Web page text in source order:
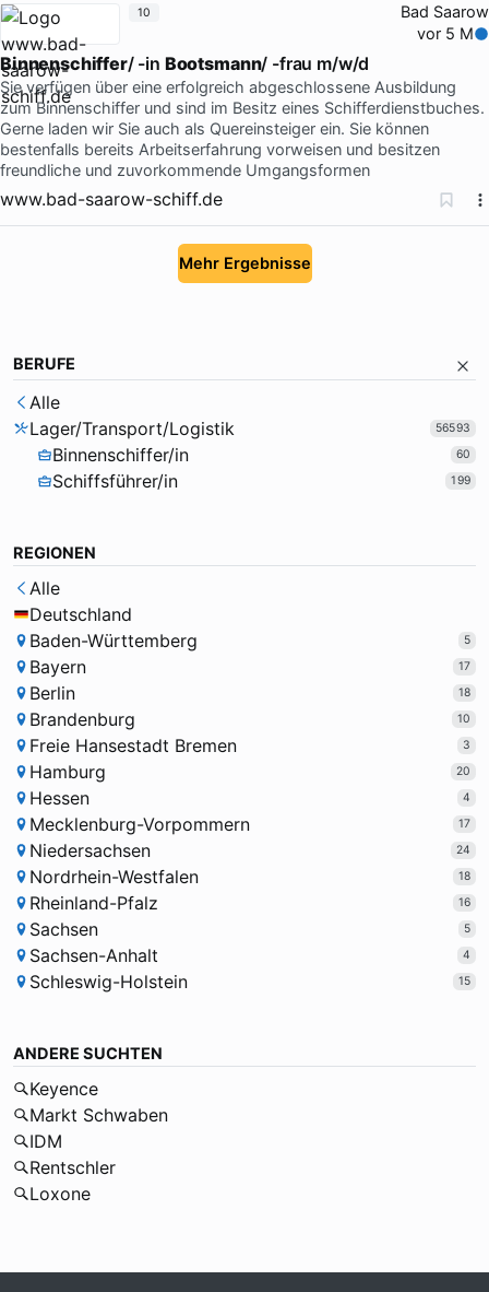
Bad Saarow
vor 5 M
Binnenschiffer/ -in Bootsmann/ -frau m/w/d
Sie verfügen über eine erfolgreich abgeschlossene Ausbildung
zum Binnenschiffer und sind im Besitz eines Schifferdienstbuches.
Gerne laden wir Sie auch als Quereinsteiger ein. Sie können
bestenfalls bereits Arbeitserfahrung vorweisen und besitzen
freundliche und zuvorkommende Umgangsformen
www.bad-saarow-schiff.de
10
Mehr Ergebnisse
BERUFE
Alle
Lager/Transport/Logistik
56593
Binnenschiffer/in 60
Schiffsführer/in 199
REGIONEN
Alle
Deutschland
Baden-Württemberg
5
Bayern 17
Berlin 18
Brandenburg 10
Freie Hansestadt Bremen 3
Hamburg 20
Hessen 4
Mecklenburg-Vorpommern 17
Niedersachsen 24
Nordrhein-Westfalen 18
Rheinland-Pfalz 16
Sachsen 5
Sachsen-Anhalt 4
Schleswig-Holstein 15
ANDERE SUCHTEN
Keyence
Markt Schwaben
IDM
Rentschler
Loxone